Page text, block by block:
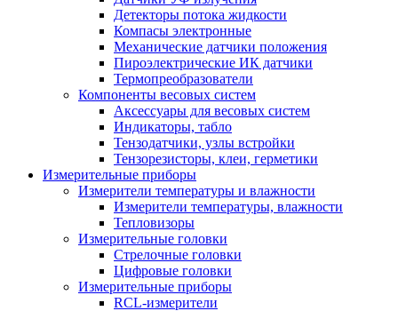
Детекторы потока жидкости
Компасы электронные
Механические датчики положения
Пироэлектрические ИК датчики
Термопреобразователи
Компоненты весовых систем
Аксессуары для весовых систем
Индикаторы, табло
Тензодатчики, узлы встройки
Тензорезисторы, клеи, герметики
Измерительные приборы
Измерители температуры и влажности
Измерители температуры, влажности
Тепловизоры
Измерительные головки
Стрелочные головки
Цифровые головки
Измерительные приборы
RCL-измерители